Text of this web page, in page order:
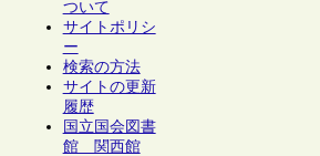
ついて
サイトポリシ
ー
検索の方法
サイトの更新
履歴
国立国会図書
館 関西館